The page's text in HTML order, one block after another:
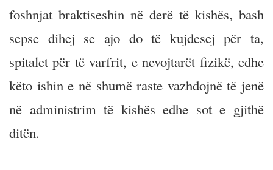
foshnjat braktiseshin në derë të kishës, bash
sepse dihej se ajo do të kujdesej për ta,
spitalet për të varfrit, e nevojtarët fizikë, edhe
këto ishin e në shumë raste vazhdojnë të jenë
në administrim të kishës edhe sot e gjithë
ditën.